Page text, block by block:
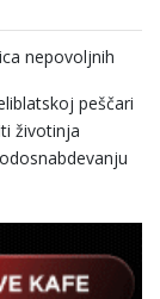
nepovoljnih
peščari
životinja